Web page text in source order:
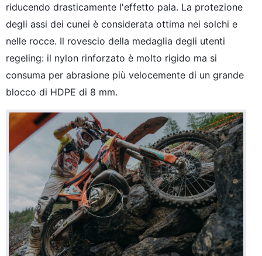
riducendo drasticamente l'effetto pala. La protezione
degli assi dei cunei è considerata ottima nei solchi e
nelle rocce. Il rovescio della medaglia degli utenti
regeling: il nylon rinforzato è molto rigido ma si
consuma per abrasione più velocemente di un grande
blocco di HDPE di 8 mm.